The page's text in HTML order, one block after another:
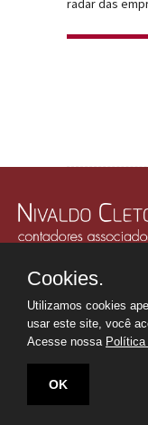
radar das
Edifício Memorial
Tel.: +55 112507-
Whatsapp: +55 11
Cookies.
Utilizamos cookies
usar este site, você
Acesse nossa Política
OK